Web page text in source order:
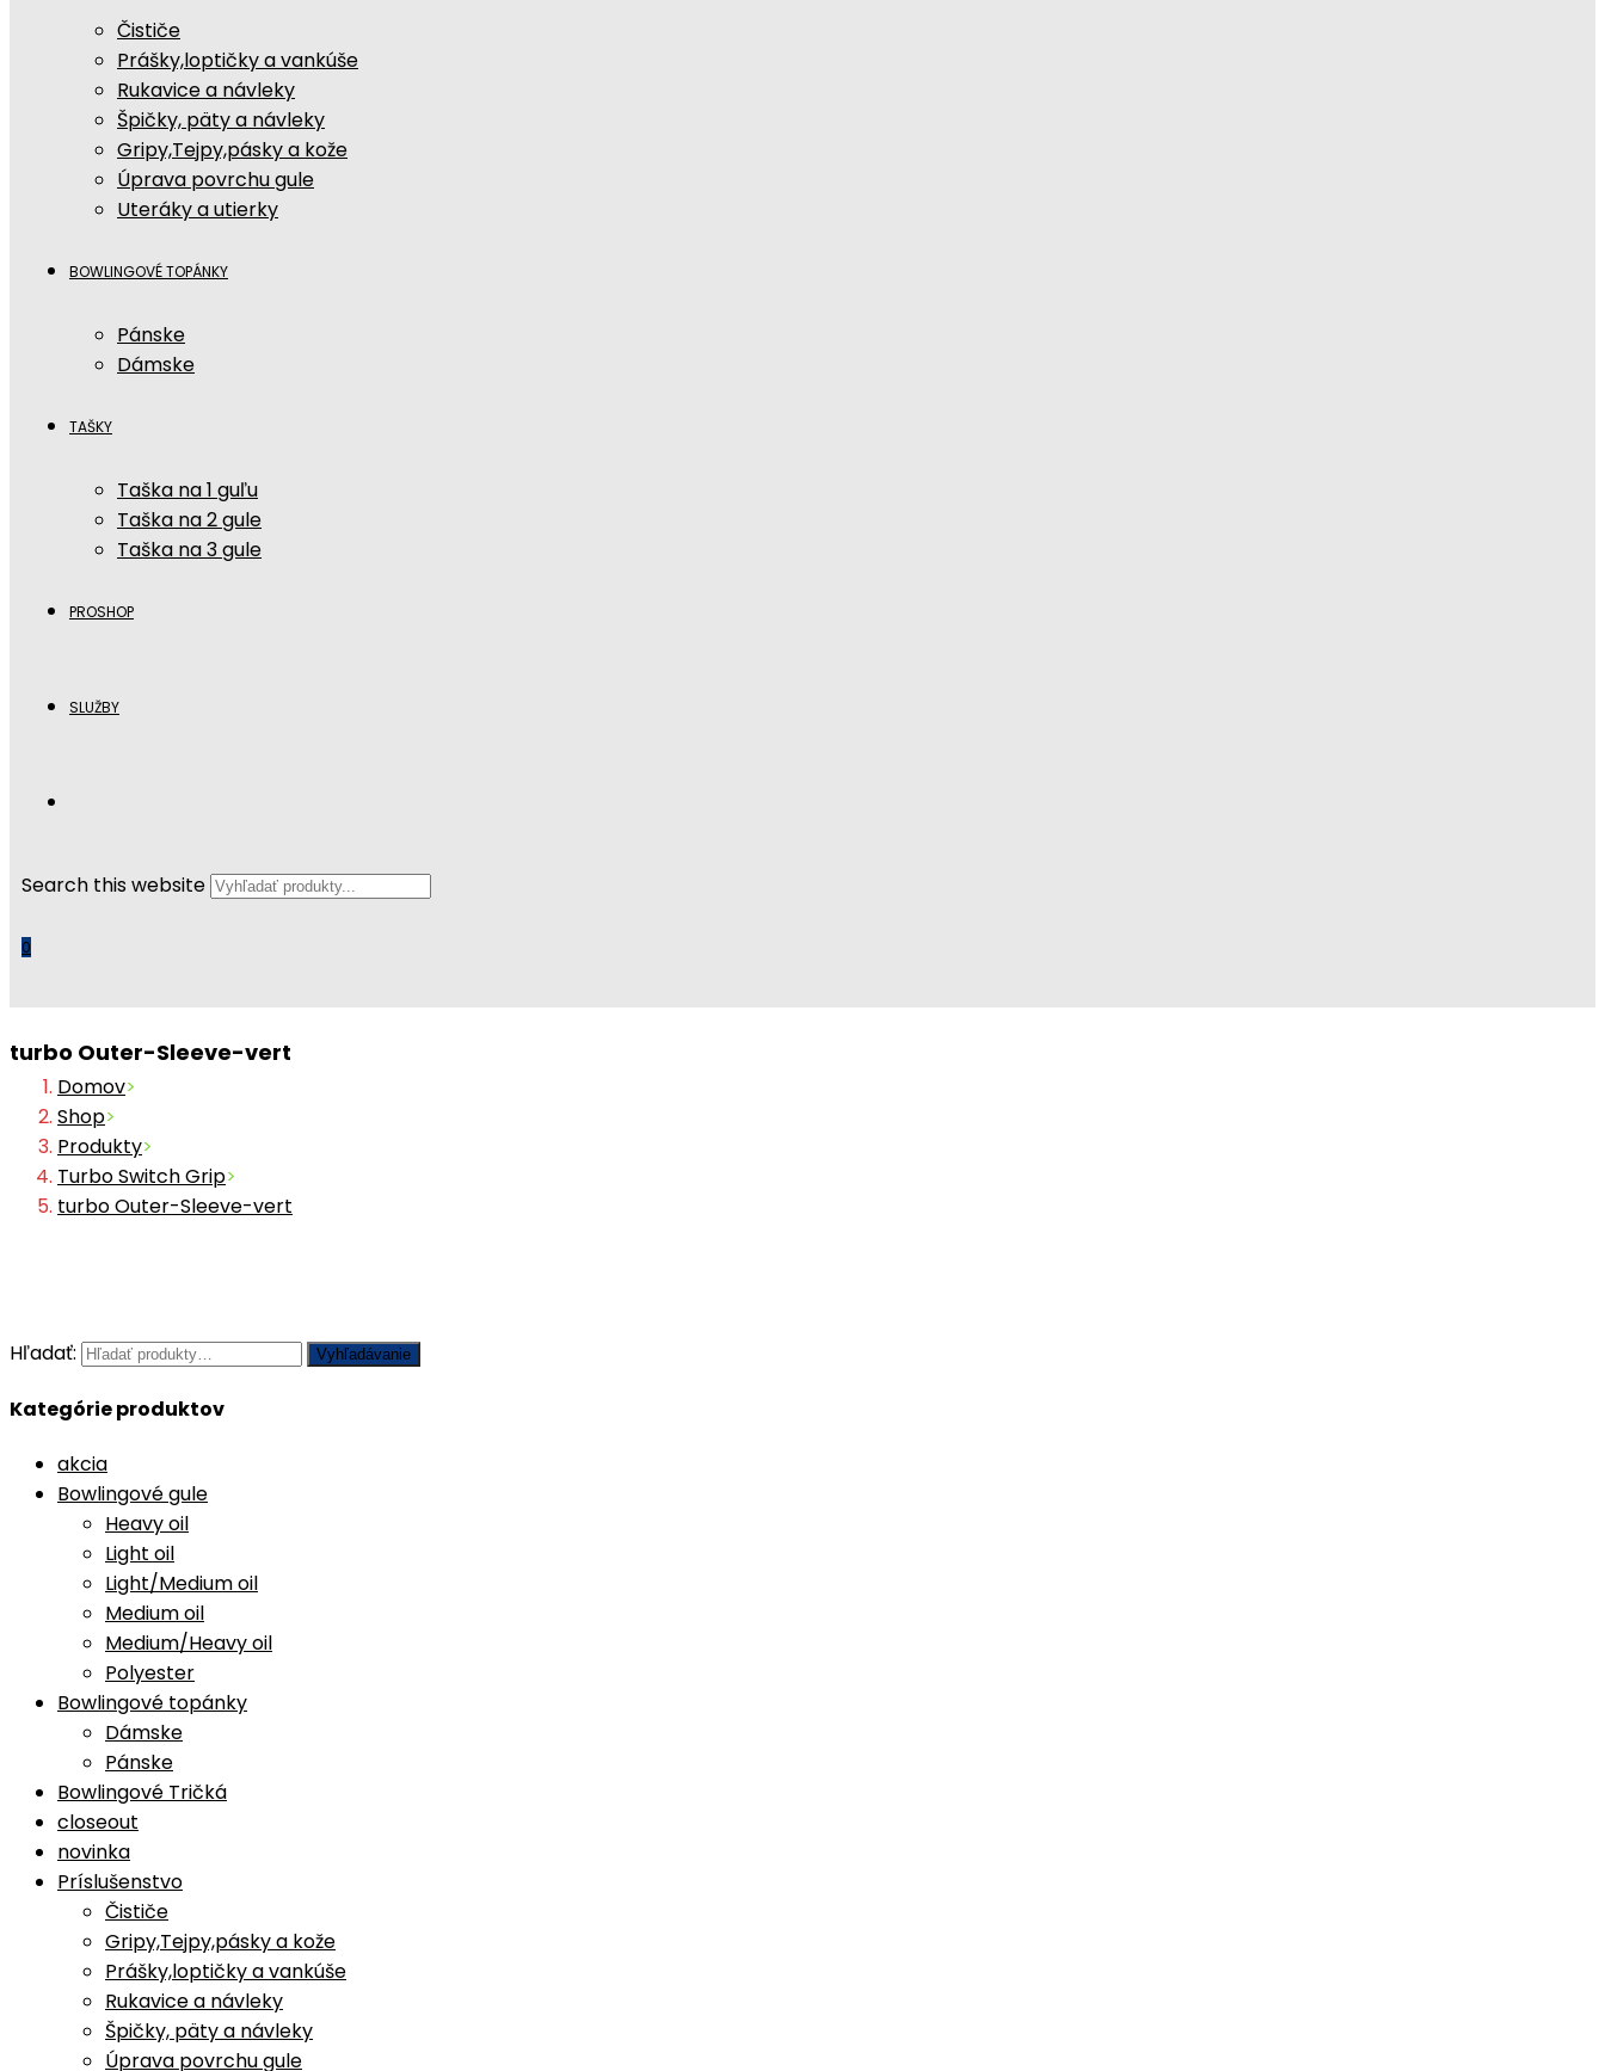
Čističe
Prášky,loptičky a vankúše
Rukavice a návleky
Špičky, päty a návleky
Gripy,Tejpy,pásky a kože
Úprava povrchu gule
Uteráky a utierky
BOWLINGOVÉ TOPÁNKY
Pánske
Dámske
TAŠKY
Taška na 1 guľu
Taška na 2 gule
Taška na 3 gule
PROSHOP
SLUŽBY
Search this website
0
turbo Outer-Sleeve-vert
Domov>
Shop>
Produkty>
Turbo Switch Grip>
turbo Outer-Sleeve-vert
Hľadať: Vyhľadávanie
Kategórie produktov
akcia
Bowlingové gule
Heavy oil
Light oil
Light/Medium oil
Medium oil
Medium/Heavy oil
Polyester
Bowlingové topánky
Dámske
Pánske
Bowlingové Tričká
closeout
novinka
Príslušenstvo
Čističe
Gripy,Tejpy,pásky a kože
Prášky,loptičky a vankúše
Rukavice a návleky
Špičky, päty a návleky
Úprava povrchu gule